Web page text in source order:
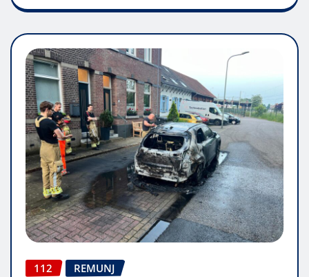
112 REMUNJ